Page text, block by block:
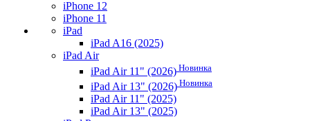
iPhone 12
iPhone 11
iPad
iPad A16 (2025)
iPad Air
iPad Air 11" (2026) Новинка
iPad Air 13" (2026) Новинка
iPad Air 11" (2025)
iPad Air 13" (2025)